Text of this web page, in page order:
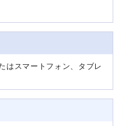
はスマートフォン、タブレ